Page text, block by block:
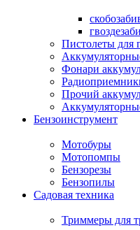
Пистолеты для
Фонари
Прочий
Бензоинструмент
Мотобуры
Мотопомпы
Бензорезы
Бензопилы
Садовая техника
Триммеры для